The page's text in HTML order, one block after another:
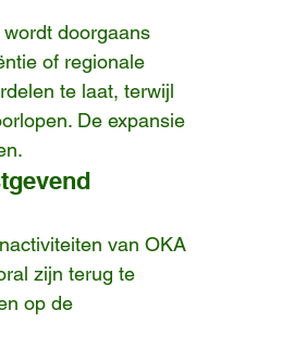
doorgaans
of regionale
te laat, terwijl
De expansie
van OKA
zijn terug te
op de